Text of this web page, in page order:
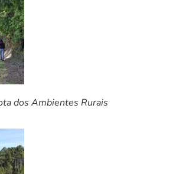
dos Ambientes Rurais